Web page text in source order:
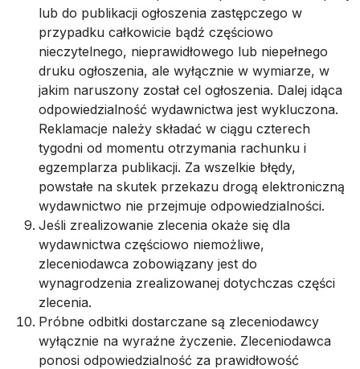
lub do publikacji ogłoszenia zastępczego w
przypadku całkowicie bądź częściowo
nieczytelnego, nieprawidłowego lub niepełnego
druku ogłoszenia, ale wyłącznie w wymiarze, w
jakim naruszony został cel ogłoszenia. Dalej idąca
odpowiedzialność wydawnictwa jest wykluczona.
Reklamacje należy składać w ciągu czterech
tygodni od momentu otrzymania rachunku i
egzemplarza publikacji. Za wszelkie błędy,
powstałe na skutek przekazu drogą elektroniczną
wydawnictwo nie przejmuje odpowiedzialności.
Jeśli zrealizowanie zlecenia okaże się dla
wydawnictwa częściowo niemożliwe,
zleceniodawca zobowiązany jest do
wynagrodzenia zrealizowanej dotychczas części
zlecenia.
Próbne odbitki dostarczane są zleceniodawcy
wyłącznie na wyraźne życzenie. Zleceniodawca
ponosi odpowiedzialność za prawidłowość